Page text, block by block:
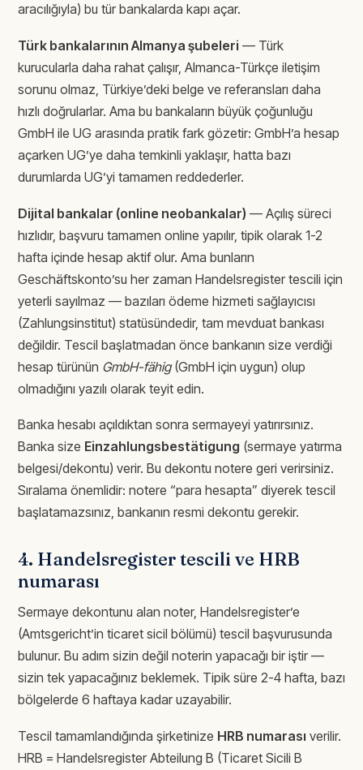
aracılığıyla) bu tür bankalarda kapı açar.
Türk bankalarının Almanya şubeleri — Türk
kurucularla daha rahat çalışır, Almanca-Türkçe iletişim
sorunu olmaz, Türkiye’deki belge ve referansları daha
hızlı doğrularlar. Ama bu bankaların büyük çoğunluğu
GmbH ile UG arasında pratik fark gözetir: GmbH’a hesap
açarken UG’ye daha temkinli yaklaşır, hatta bazı
durumlarda UG’yi tamamen reddederler.
Dijital bankalar (online neobankalar) — Açılış süreci
hızlıdır, başvuru tamamen online yapılır, tipik olarak 1-2
hafta içinde hesap aktif olur. Ama bunların
Geschäftskonto’su her zaman Handelsregister tescili için
yeterli sayılmaz — bazıları ödeme hizmeti sağlayıcısı
(Zahlungsinstitut) statüsündedir, tam mevduat bankası
değildir. Tescil başlatmadan önce bankanın size verdiği
hesap türünün GmbH-fähig(GmbH için uygun) olup
olmadığını yazılı olarak teyit edin.
Banka hesabı açıldıktan sonra sermayeyi yatırırsınız.
Banka size Einzahlungsbestätigung (sermaye yatırma
belgesi/dekontu) verir. Bu dekontu notere geri verirsiniz.
Sıralama önemlidir: notere “para hesapta” diyerek tescil
başlatamazsınız, bankanın resmi dekontu gerekir.
4. Handelsregister tescili ve HRB
numarası
Sermaye dekontunu alan noter, Handelsregister’e
(Amtsgericht’in ticaret sicil bölümü) tescil başvurusunda
bulunur. Bu adım sizin değil noterin yapacağı bir iştir —
sizin tek yapacağınız beklemek. Tipik süre 2-4 hafta, bazı
bölgelerde 6 haftaya kadar uzayabilir.
Tescil tamamlandığında şirketinize HRB numarası verilir.
HRB = Handelsregister Abteilung B (Ticaret Sicili B